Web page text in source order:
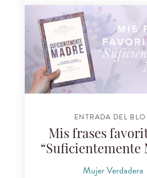
ENTRADA DEL
Mis frases
“Suficientemente
Mujer Verdadera